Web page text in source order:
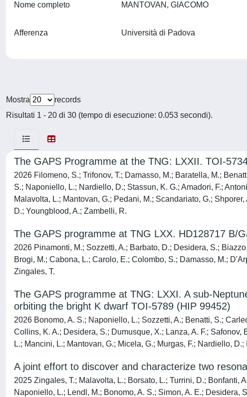
Nome completo MANTOVAN, GIACOMO
Afferenza Università di Padova
Mostra
records
Risultati 1 - 20 di 30 (tempo di esecuzione: 0.053 secondi).
The GAPS Programme at the TNG: LXXII. TOI-
2026 Filomeno, S.; Trifonov, T.; Damasso, M.; Baratella, M.;
S.; Naponiello, L.; Nardiello, D.; Stassun, K. G.; Amadori, F.;
Malavolta, L.; Mantovan, G.; Pedani, M.; Scandariato, G.;
D.; Youngblood, A.; Zambelli, R.
The GAPS programme at TNG LXX. HD128717 B/
2026 Pinamonti, M.; Sozzetti, A.; Barbato, D.; Desidera, S.;
Brogi, M.; Cabona, L.; Carolo, E.; Colombo, S.; Damasso, M.;
Zingales, T.
The GAPS programme at TNG: LXXI. A sub-
orbiting the bright K dwarf TOI-5789 (HIP 99452)
2026 Bonomo, A. S.; Naponiello, L.; Sozzetti, A.; Benatti, S.;
Collins, K. A.; Desidera, S.; Dumusque, X.; Lanza, A. F.;
L.; Mancini, L.; Mantovan, G.; Micela, G.; Murgas, F.; Nardiello,
A joint effort to discover and characterize two
2025 Zingales, T.; Malavolta, L.; Borsato, L.; Turrini, D.; Bonfanti,
Naponiello, L.; Lendl, M.; Bonomo, A. S.; Simon, A. E.; Desidera,